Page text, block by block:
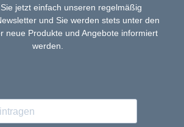
jetzt einfach unseren regelmäßig
und Sie werden stets unter den
neue Produkte und Angebote informiert
werden.